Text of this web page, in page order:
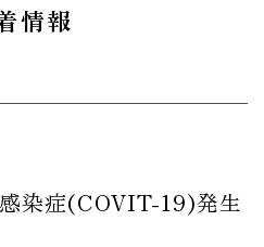
情報
染症(COVIT-19)発生